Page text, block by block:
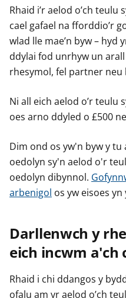
Rhaid i’r aelod o’ch teulu
cael gafael na fforddio’r
wlad lle mae’n byw – hyd
ddylai fod unrhyw un
rhesymol, fel partner neu
Ni all eich aelod o’r teulu
oes arno ddyled o £500
Dim ond os yw'n byw y tu
oedolyn sy'n aelod o'r
oedolyn dibynnol.
arbenigol os yw eisoes yn
Darllenwch y
eich incwm a'ch
Rhaid i chi ddangos y
ofalu am yr aelod o’ch